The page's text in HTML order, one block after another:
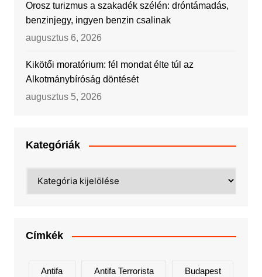
Orosz turizmus a szakadék szélén: dróntámadás,
benzinjegy, ingyen benzin csalinak
augusztus 6, 2026
Kikötői moratórium: fél mondat élte túl az
Alkotmánybíróság döntését
augusztus 5, 2026
Kategóriák
Címkék
Antifa Antifa Terrorista Budapest